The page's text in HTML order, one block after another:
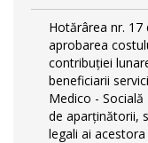
Hotărârea nr. 17
aprobarea
contribuției
beneficiarii
Medico -
de aparținătorii,
legali ai acestora